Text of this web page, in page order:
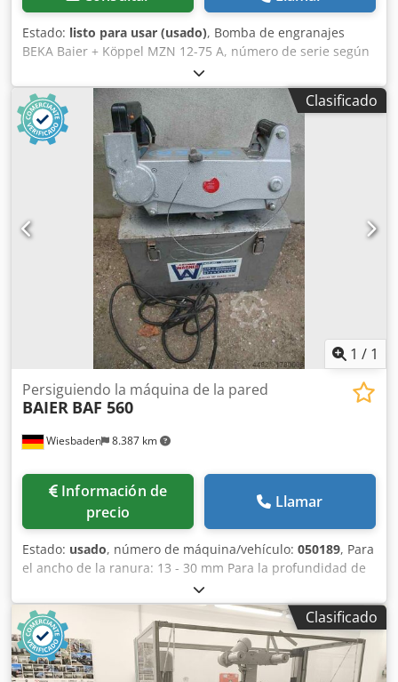
Estado: listo para usar (usado), Bomba de engranajes
BEKA Baier + Köppel MZN 12-75 A, número de serie según
foto, usada, con leves signos de uso, 100 % operativa, el
alcance del suministro se indica en las fotos. Codpoi D E H
Usfx Aprsha
Clasificado
1 / 1
Wiesbaden 8.387 km
Persiguiendo la máquina de la pared
BAIER BAF 560
Información de
precio
Llamar
Estado: usado, número de máquina/vehículo: 050189, Para
el ancho de la ranura: 13 - 30 mm Para la profundidad de
la ranura: 22 - 35 mm Velocidad de giro de la fresa: aprox.
1200 rpm Motor de accionamiento: corriente alterna de
220 V, 1020 W Chodpfob Amlhsx Aproa Peso: aprox. 6 kg
Clasificado